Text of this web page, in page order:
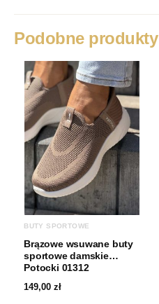
Podobne produkty
BUTY SPORTOWE
Brązowe wsuwane buty
sportowe damskie
Potocki 01312
149,00zł